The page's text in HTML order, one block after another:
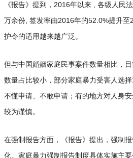
《报告》提到，2016年以来 , 各级人民
万余份, 签发率由2016年的52.0%提升
护令的适用越来越广泛。
但与中国婚姻家庭民事案件数量相比，
数量占比较小，部分家庭暴力受害人选
不懂申请、不敢申请；有的地方对人身
较为谨慎。
在强制报告方面，《报告》提出，强制
化。家庭暴力强制报告制度具体实施主